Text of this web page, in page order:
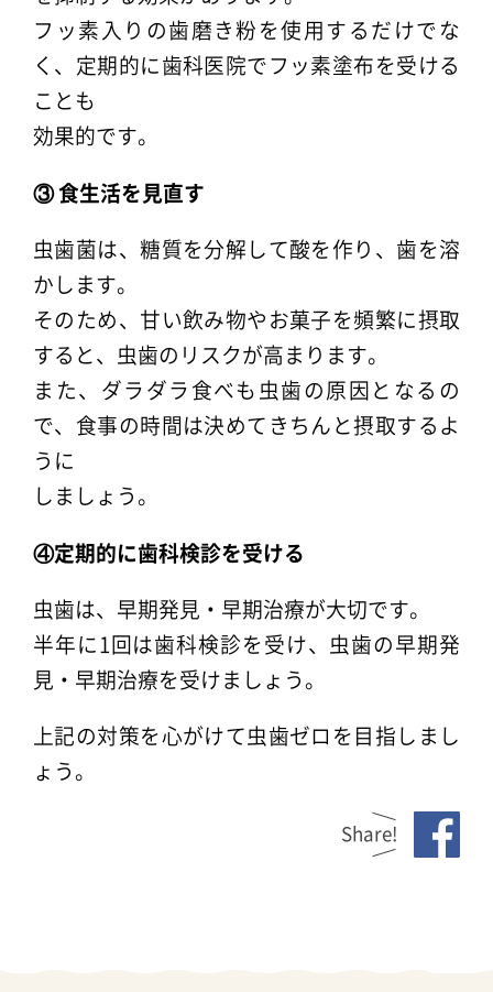
フッ素入りの歯磨き粉を使用するだけでな
く、定期的に歯科医院でフッ素塗布を受ける
ことも
効果的です。
③ 食生活を見直す
虫歯菌は、糖質を分解して酸を作り、歯を溶
かします。
そのため、甘い飲み物やお菓子を頻繁に摂取
すると、虫歯のリスクが高まります。
また、ダラダラ食べも虫歯の原因となるの
で、食事の時間は決めてきちんと摂取するよ
うに
しましょう。
④定期的に歯科検診を受ける
虫歯は、早期発見・早期治療が大切です。
半年に1回は歯科検診を受け、虫歯の早期発
見・早期治療を受けましょう。
上記の対策を心がけて虫歯ゼロを目指しまし
ょう。
Share!